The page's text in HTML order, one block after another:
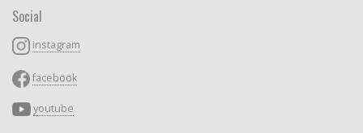
Social
instagram
facebook
youtube